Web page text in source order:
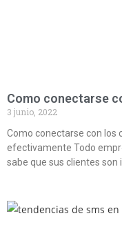
Como conectarse
3 junio, 2022
Como conectarse con los
efectivamente Todo
sabe que sus clientes son